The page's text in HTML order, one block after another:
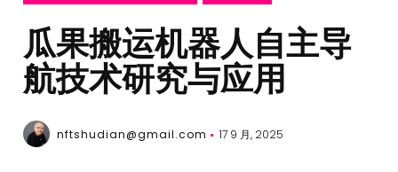
瓜果搬运机器人自主导
航技术研究与应用
nftshudian@gmail.com 17 9 月, 2025